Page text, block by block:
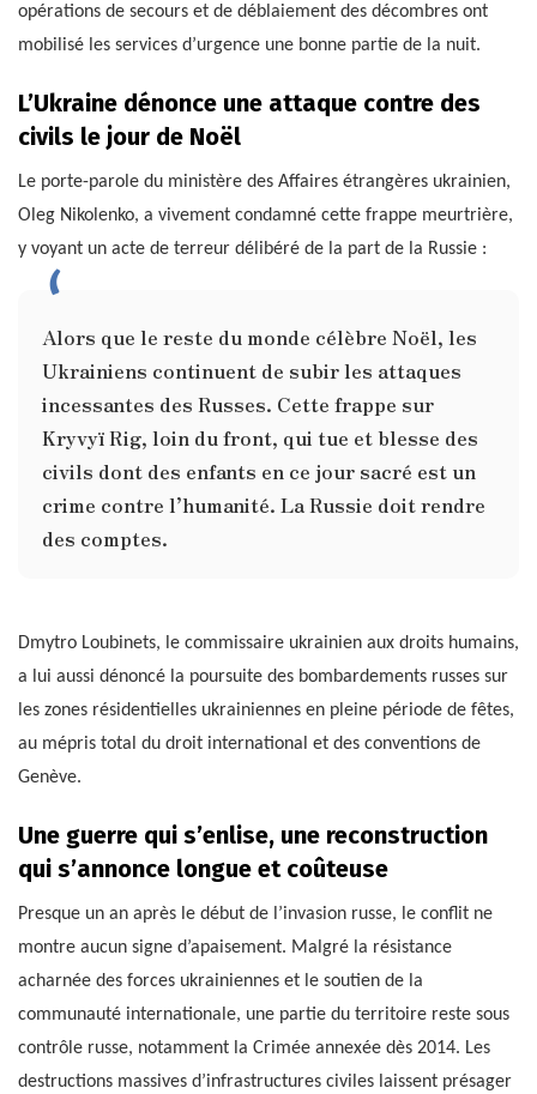
opérations de secours et de déblaiement des décombres ont
mobilisé les services d’urgence une bonne partie de la nuit.
L’Ukraine dénonce une attaque contre des
civils le jour de Noël
Le porte-parole du ministère des Affaires étrangères ukrainien,
Oleg Nikolenko, a vivement condamné cette frappe meurtrière,
y voyant un acte de terreur délibéré de la part de la Russie :
Alors que le reste du monde célèbre Noël, les
Ukrainiens continuent de subir les attaques
incessantes des Russes. Cette frappe sur
Kryvyï Rig, loin du front, qui tue et blesse des
civils dont des enfants en ce jour sacré est un
crime contre l’humanité. La Russie doit rendre
des comptes.
Dmytro Loubinets, le commissaire ukrainien aux droits humains,
a lui aussi dénoncé la poursuite des bombardements russes sur
les zones résidentielles ukrainiennes en pleine période de fêtes,
au mépris total du droit international et des conventions de
Genève.
Une guerre qui s’enlise, une reconstruction
qui s’annonce longue et coûteuse
Presque un an après le début de l’invasion russe, le conflit ne
montre aucun signe d’apaisement. Malgré la résistance
acharnée des forces ukrainiennes et le soutien de la
communauté internationale, une partie du territoire reste sous
contrôle russe, notamment la Crimée annexée dès 2014. Les
destructions massives d’infrastructures civiles laissent présager